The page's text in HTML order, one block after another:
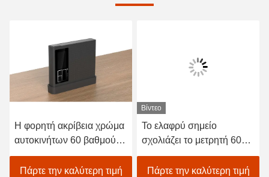
Η φορητή ακρίβεια χρώμα
αυτοκινήτων 60 βαθμού
σχολιάζει το μετρητή 1
επίδειξη GU
Πάρτε την καλύτερη τιμή
Βίντεο
Το ελαφρύ σημείο
σχολιάζει το μετρητή 60
βαθμός 0 - σειρά 5V
δοκιμής 1000GU/
Πάρτε την καλύτερη τιμή